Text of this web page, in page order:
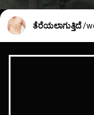
ತೆರೆಯಲಾಗುತ್ತಿದೆ